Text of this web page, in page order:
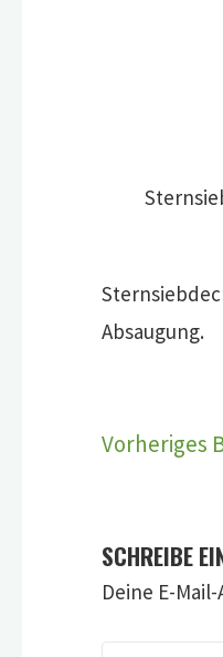
Absaugung.
Vorheriges
SCHREIBE
Deine E-